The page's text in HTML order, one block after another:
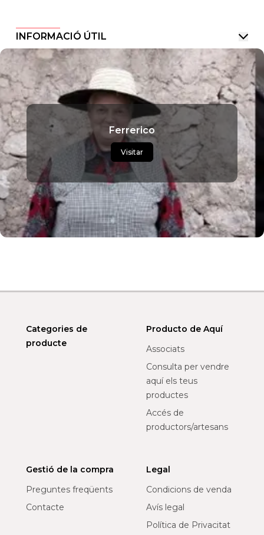
INFORMACIÓ ÚTIL
Ferrerico
Visitar
Categories de
producte
Producto de Aquí
Associats
Consulta per vendre
aquí els teus
productes
Accés de
productors/artesans
Gestió de la compra
Preguntes freqüents
Contacte
Legal
Condicions de venda
Avís legal
Política de Privacitat